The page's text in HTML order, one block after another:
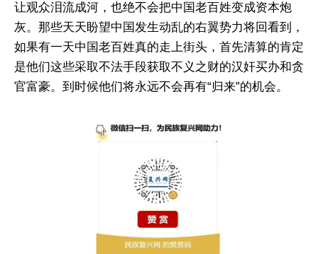
让观众泪流成河，也绝不会把中国老百姓变成资本炮
灰。那些天天盼望中国发生动乱的右翼势力将回看到，
如果有一天中国老百姓真的走上街头，首先清算的肯定
是他们这些采取不法手段获取不义之财的汉奸买办和贪
官富豪。到时候他们将永远不会再有“归来”的机会。